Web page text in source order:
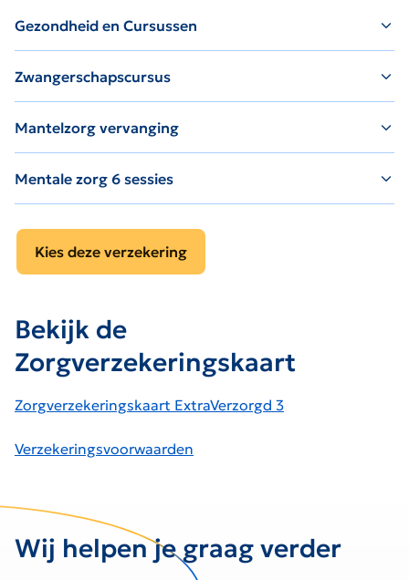
Gezondheid en Cursussen
Zwangerschapscursus
Mantelzorg vervanging
Mentale zorg 6 sessies
Kies deze verzekering
Bekijk de
Zorgverzekeringskaart
Zorgverzekeringskaart ExtraVerzorgd 3
Verzekeringsvoorwaarden
Wij helpen je graag verder